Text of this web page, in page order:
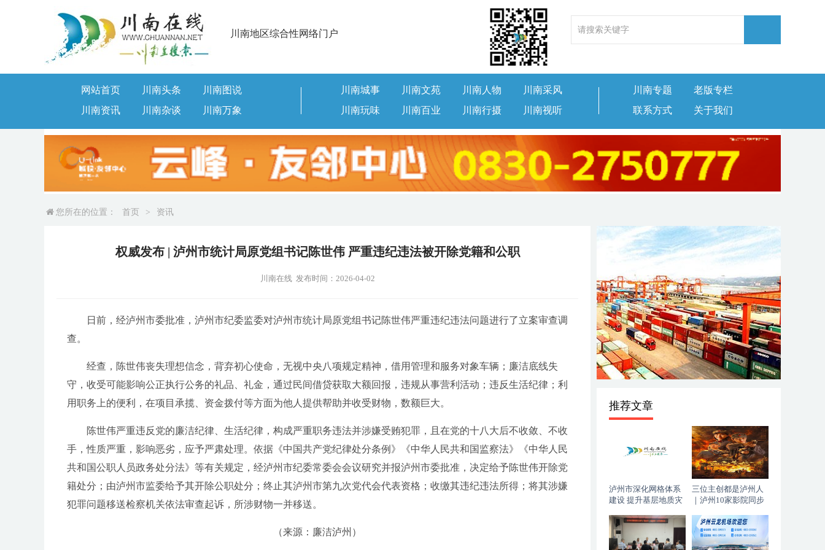
川南地区综合性网络门户
网站首页 川南头条
川南图说
川南资讯
川南杂谈 川南万象
川南城事 川南文苑 川南人物
川南采风
川南玩味
川南百业 川南行摄 川南视听
川南专题
老版专栏
联系方式
关于我们
您所在的位置： 首页 > 资讯
权威发布 | 泸州市统计局原党组书记陈世伟 严重违纪违法被开除党籍和公职
川南在线 发布时间：2026-04-02
日前，经泸州市委批准，泸州市纪委监委对泸州市统计局原党组书记陈世伟严重违纪违法问题进行了立案审查调
查。
经查，陈世伟丧失理想信念，背弃初心使命，无视中央八项规定精神，借用管理和服务对象车辆；廉洁底线失
守，收受可能影响公正执行公务的礼品、礼金，通过民间借贷获取大额回报，违规从事营利活动；违反生活纪律；利
用职务上的便利，在项目承揽、资金拨付等方面为他人提供帮助并收受财物，数额巨大。
陈世伟严重违反党的廉洁纪律、生活纪律，构成严重职务违法并涉嫌受贿犯罪，且在党的十八大后不收敛、不收
手，性质严重，影响恶劣，应予严肃处理。依据《中国共产党纪律处分条例》《中华人民共和国监察法》《中华人民
共和国公职人员政务处分法》等有关规定，经泸州市纪委常委会会议研究并报泸州市委批准，决定给予陈世伟开除党
籍处分；由泸州市监委给予其开除公职处分；终止其泸州市第九次党代会代表资格；收缴其违纪违法所得；将其涉嫌
犯罪问题移送检察机关依法审查起诉，所涉财物一并移送。
（来源：廉洁泸州）
推荐文章
泸州市深化网格体系
建设 提升基层地质灾
三位主创都是泸州人
｜泸州10家影院同步
今日登陆全国院线